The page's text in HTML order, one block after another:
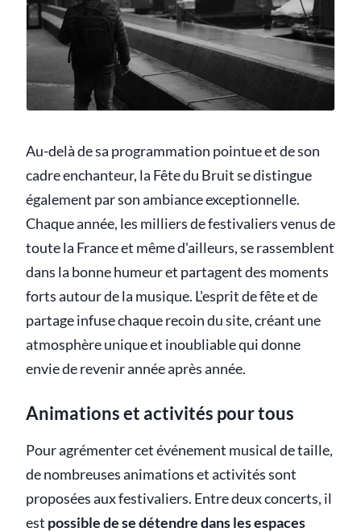
Au-delà de sa programmation pointue et de son
cadre enchanteur, la Fête du Bruit se distingue
également par son ambiance exceptionnelle.
Chaque année, les milliers de festivaliers venus de
toute la France et même d'ailleurs, se rassemblent
dans la bonne humeur et partagent des moments
forts autour de la musique. L'esprit de fête et de
partage infuse chaque recoin du site, créant une
atmosphère unique et inoubliable qui donne
envie de revenir année après année.
Animations et activités pour tous
Pour agrémenter cet événement musical de taille,
de nombreuses animations et activités sont
proposées aux festivaliers. Entre deux concerts, il
est possible de se détendre dans les espaces